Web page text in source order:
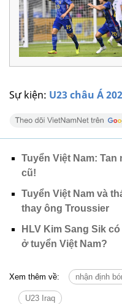
Sự kiện: U23 châu Á
Tuyển Việt Nam:
cũ!
Tuyển Việt Nam và
thay ông Troussier
HLV Kim Sang Sik
ở tuyển Việt Nam?
Xem thêm về: nhận định
U23 Iraq